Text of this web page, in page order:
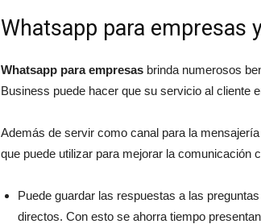
Whatsapp para empresas
Whatsapp para empresas brinda numerosos
Business puede hacer que su servicio al cliente
Además de servir como canal para la
que puede utilizar para mejorar la comunicación
Puede guardar las respuestas a las
directos. Con esto se ahorra tiempo